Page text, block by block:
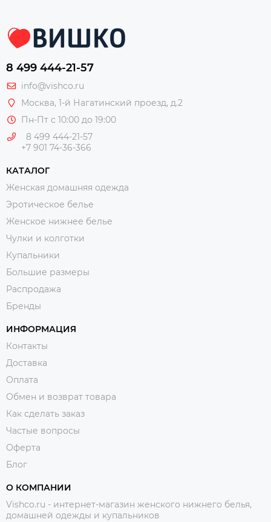
8 499 444-21-57
info@vishco.ru
Москва, 1-й Нагатинский проезд, д.2
Пн-Пт с 10:00 до 19:00
8 499 444-21-57
+7 901 74-36-366
КАТАЛОГ
Женская домашняя одежда
Эротическое белье
Женское нижнее белье
Чулки и колготки
Купальники
Большие размеры
Распродажа
Бренды
ИНФОРМАЦИЯ
Контакты
Доставка
Оплата
Обмен и возврат товара
Как сделать заказ
Частые вопросы
Оферта
Блог
О КОМПАНИИ
Vishco.ru - интернет-магазин женского нижнего белья,
домашней одежды и купальников